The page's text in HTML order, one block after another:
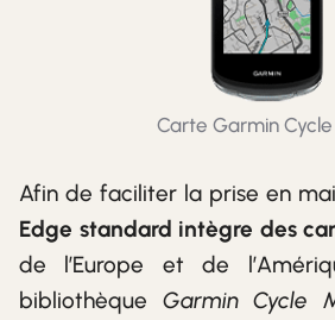
Carte Garmin
Afin de faciliter la prise en
Edge standard intègre des
de l’Europe et de
bibliothèque Garmin Cycle